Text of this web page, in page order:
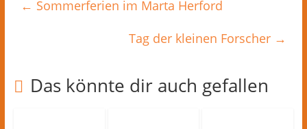
← Sommerferien im Marta Herford
Tag der kleinen Forscher →
Das könnte dir auch gefallen